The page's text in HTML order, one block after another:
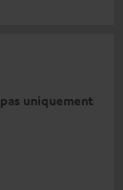
uniquement